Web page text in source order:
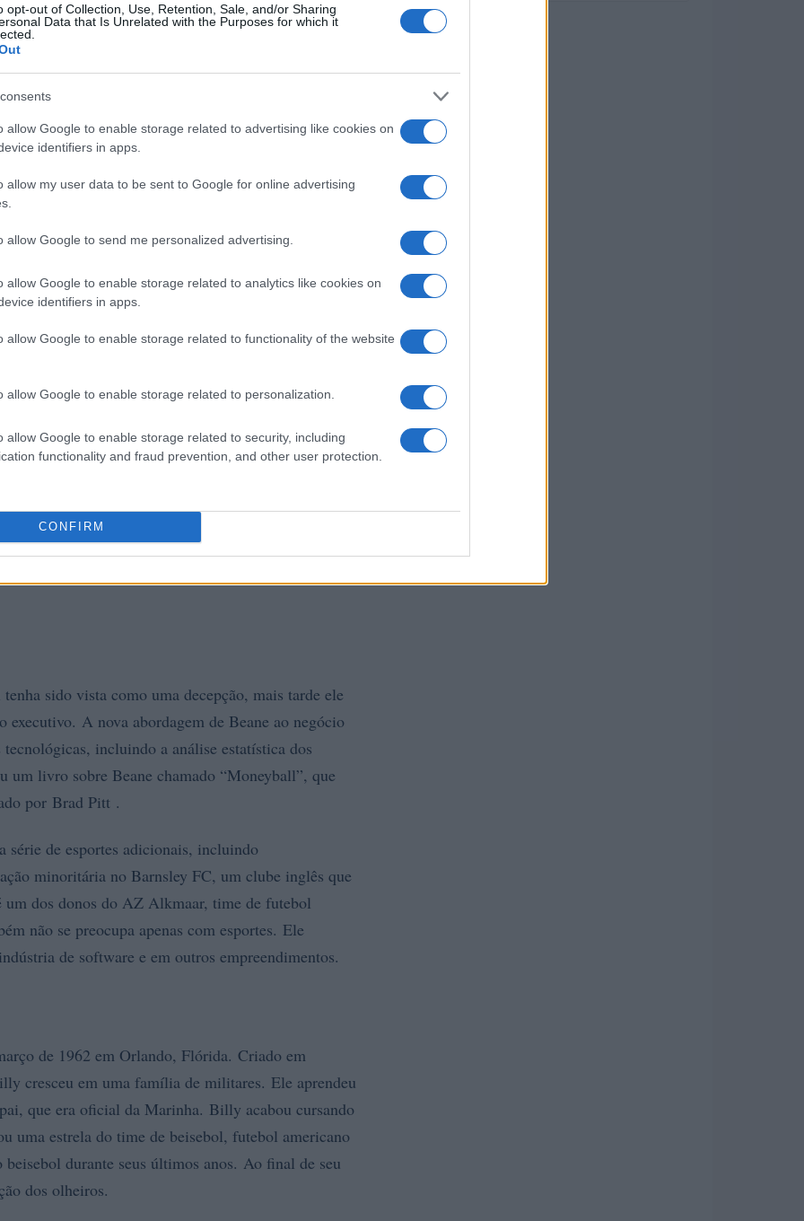
opt-out of Collection, Use, Retention, Sale, and/or Sharing
Data that Is Unrelated with the Purposes for which it
allow Google to enable storage related to advertising like cookies on
identifiers in apps.
allow my user data to be sent to Google for online advertising
allow Google to send me personalized advertising.
allow Google to enable storage related to analytics like cookies on
identifiers in apps.
allow Google to enable storage related to functionality of the website
allow Google to enable storage related to personalization.
allow Google to enable storage related to security, including
functionality and fraud prevention, and other user protection.
CONFIRM
de Billy Beane?
que tem um patrimônio líquido de $ 20
de iniciar sua carreira como jogador de
um papel vital nos bastidores da indústria
de front office, vice-presidente de operações de
Athletics. Ele começou sua jornada no Atletismo
e, por fim, vice-presidente executivo.
sido vista como uma decepção, mais tarde ele
A nova abordagem de Beane ao negócio
incluindo a análise estatística dos
um livro sobre Beane chamado “Moneyball”, que
por Brad Pitt .
série de esportes adicionais, incluindo
minoritária no Barnsley FC, um clube inglês que
dos donos do AZ Alkmaar, time de futebol
não se preocupa apenas com esportes. Ele
de software e em outros empreendimentos.
de 1962 em Orlando, Flórida. Criado em
cresceu em uma família de militares. Ele aprendeu
que era oficial da Marinha. Billy acabou cursando
uma estrela do time de beisebol, futebol americano
durante seus últimos anos. Ao final de seu
dos olheiros.